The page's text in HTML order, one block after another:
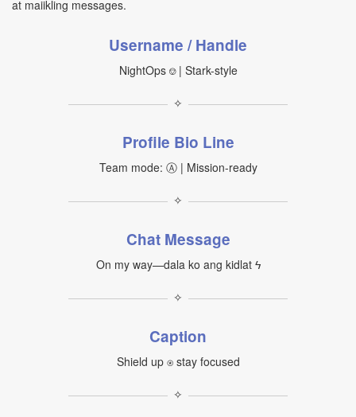
at maiikling messages.
Username / Handle
NightOps ⎊ | Stark-style
✧
Profile Bio Line
Team mode: Ⓐ | Mission-ready
✧
Chat Message
On my way—dala ko ang kidlat ϟ
✧
Caption
Shield up ⍟ stay focused
✧